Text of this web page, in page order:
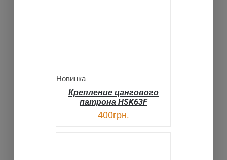
Новинка
Крепление цангового
патрона HSK63F
400грн.